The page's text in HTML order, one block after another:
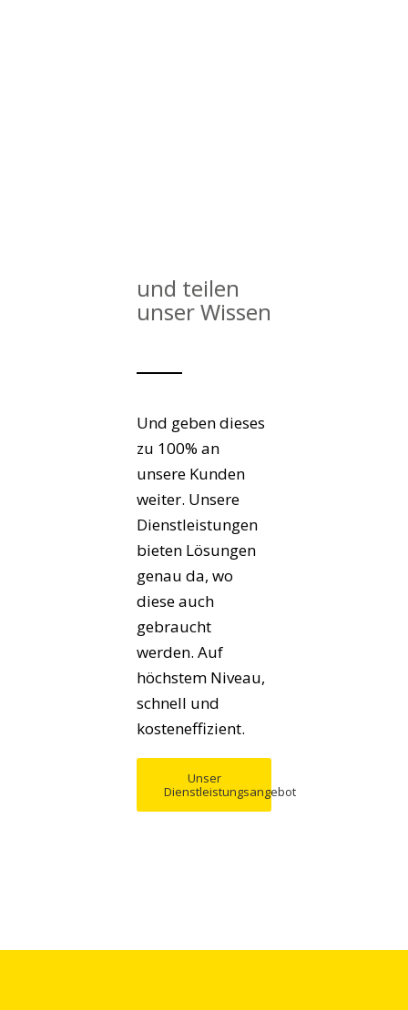
und teilen
unser Wissen
Und geben dieses
zu 100% an
unsere Kunden
weiter. Unsere
Dienstleistungen
bieten Lösungen
genau da, wo
diese auch
gebraucht
werden. Auf
höchstem Niveau,
schnell und
kosteneffizient.
Unser
Dienstleistungsangebot